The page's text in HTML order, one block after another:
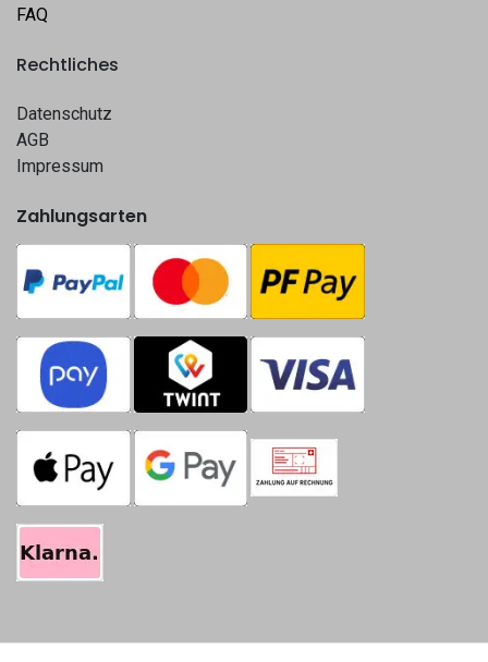
FAQ
Rechtliches
Datenschutz
AGB
Impressum
Zahlungsarten